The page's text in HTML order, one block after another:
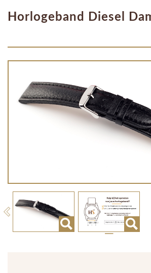
Horlogeband Diesel
Previous